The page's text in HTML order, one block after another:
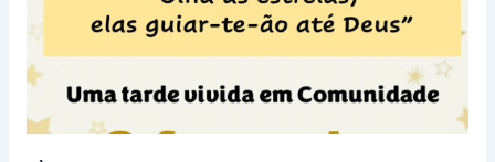
paróquia
de
Nossa
Senhora